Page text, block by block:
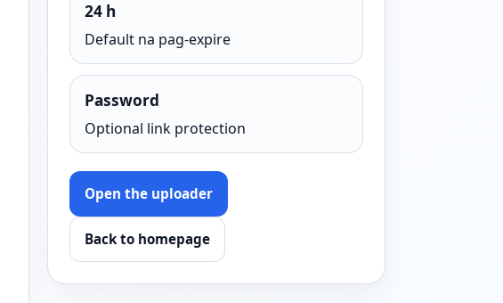
24 h
Default na pag-expire
Password
Optional link protection
Open the uploader
Back to homepage